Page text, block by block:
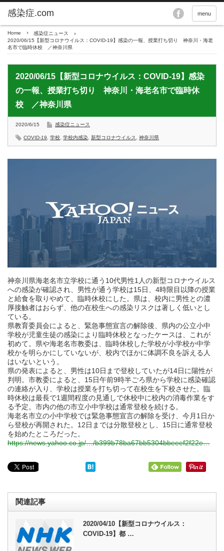
menu
Home
感染症ニュース
2020/06/15【新型コロナウイルス：COVID-19】感染の一報、授業打ち切り 神奈川・海老
名市で臨時休校 ／神奈川県
2020/06/15【新型コロナウイルス：COVID-19】感染
の一報、授業打ち切り 神奈川・海老名市で臨時休
校 ／神奈川県
2020/6/15 感染症ニュース
COVID-19 学校 学校内感染 新型コロナウイルス 神奈川県
神奈川県海老名市立学校に通う10代男性1人の新型コロナウイルス
への感染が確認され、男性が通う学校は15日、4時限目以降の授業
と給食を取りやめて、臨時休校にした。県は、校内に男性との濃
厚接触者はおらず、他の在校生への感染リスクは著しく低いとし
ている。
県教育委員会によると、緊急事態宣言の解除後、県内の公立小中
学校が児童生徒の感染により臨時休校となったケースは、これが
初めて。県や海老名市教委は、臨時休校した学校が小学校か中学
校かを明らかにしていないが、校内でほかに体調不良を訴える人
はいないという。
県の発表によると、男性は10日まで登校していたが14日に陽性が
判明。市教委によると、15日午前9時半ごろ県から学校に感染確認
の連絡が入り、学校は授業を打ち切って在校生を下校させた。臨
時休校は最長で1週間程度の見通しで休校中に校内の消毒作業をす
る予定。市内の他の市立小中学校は通常登校を続ける。
海老名市立の小中学校では緊急事態宣言の解除を受け、今月1日か
ら登校が再開された。12日までは分散登校とし、15日に通常登校
を始めたところだった。
https://news.yahoo.co.jp/…/b399b78ba67bb5304bbeeef2f22e…
関連記事
2020/04/10【新型コロナウイルス：
COVID-19】都 …